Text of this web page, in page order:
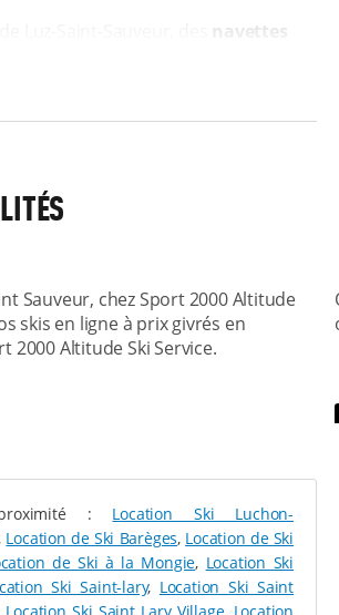
navettes
différents. Au total, cela vous
Au-dessus d’Aulian se trouvent
un
amateur de randonnée
à ce sport sur d’autres sentiers
de glisse et de rando, vous
visites du patrimoine ou
: LOUEZ VOS
EN LIGNE AVEC SPORT 2000
diverses activités hivernales
SKI SERVICE
Sauveur, chez Sport 2000 Altitude
skis en ligne à prix givrés en
2000 Altitude Ski Service.
: Location Ski Luchon-
Location de Ski Barèges, Location de Ski
de Ski à la Mongie, Location Ski
Ski Saint-lary, Location Ski Saint